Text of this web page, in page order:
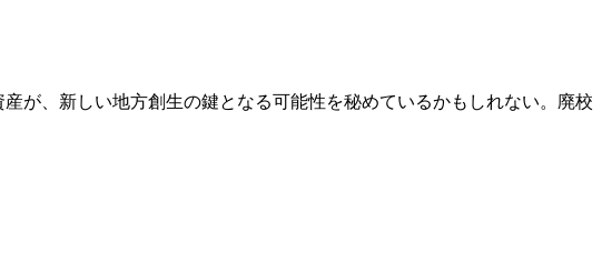
が、新しい地方創生の鍵となる可能性を秘めているかもしれない。廃校